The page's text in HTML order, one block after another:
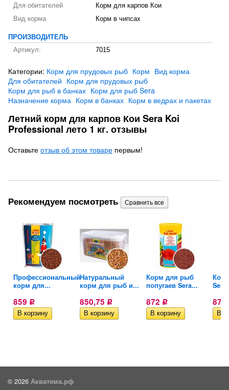
Для обитателей
Корм для карпов Кои
Вид корма
Корм в чипсах
ПРОИЗВОДИТЕЛЬ
Артикул:
7015
Категории: Корм для прудовых рыб Корм Вид корма
Для обитателей Корм для прудовых рыб
Корм для рыб в банках Корм для рыб Sera
Назначение корма Корм в банках Корм в ведрах и пакетах
Летний корм для карпов Кои Sera Koi
Professional лето 1 кг. отзывы
Оставьте отзыв об этом товаре первым!
Рекомендуем посмотреть
Профессиональный
корм для...
859 Р
Натуральный
корм для рыб и...
850,75 Р
Корм для рыб
попугаев Sera...
872 Р 875
© 2026 Акватема.рф